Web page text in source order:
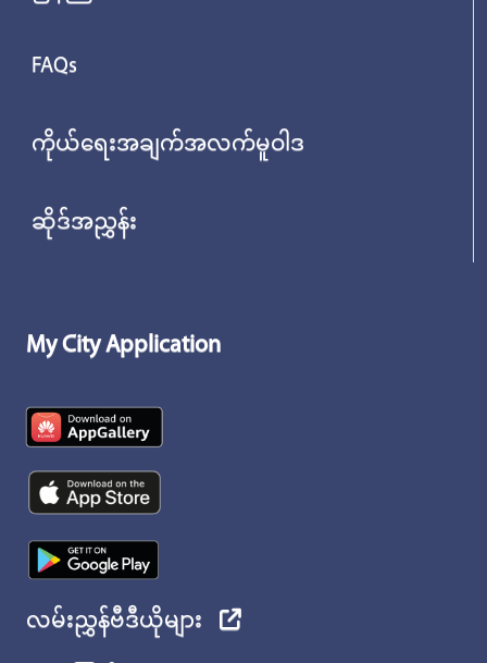
FAQs
ကိုယ်ရေးအချက်အလက်မူဝါဒ
ဆိုဒ်အညွှန်း
My City Application
လမ်းညွှန်ဗီဒီယိုများ